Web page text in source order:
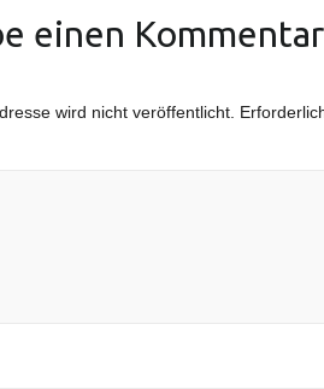
einen Kommentar
wird nicht veröffentlicht.